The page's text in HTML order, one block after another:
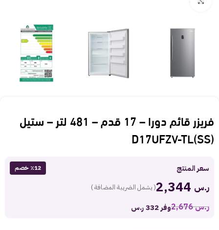
فريزر قائم دورا – 17 قدم – 481 لتر – ستيل
D17UFZV-TL(SS)
سعر المنتج ٪12 خصم
ر.س ( يشمل الضريبة المضافة )
ر.س2,676 وفر 332 ر.س